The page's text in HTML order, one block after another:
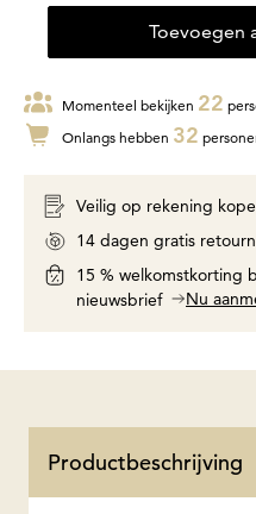
Toevoegen
Momenteel bekijken 22
Onlangs hebben 32
Veilig op rekening
14 dagen gratis
15 % welkomstkorting
nieuwsbrief
Nu
Productbeschrijving